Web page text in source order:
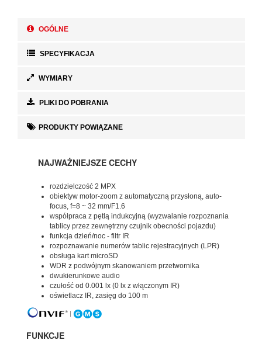
OGÓLNE
SPECYFIKACJA
WYMIARY
PLIKI DO POBRANIA
PRODUKTY POWIĄZANE
NAJWAŻNIEJSZE CECHY
rozdzielczość 2 MPX
obiektyw motor-zoom z automatyczną przysłoną, auto-
focus, f=8 ~ 32 mm/F1.6
współpraca z pętlą indukcyjną (wyzwalanie rozpoznania
tablicy przez zewnętrzny czujnik obecności pojazdu)
funkcja dzień/noc - filtr IR
rozpoznawanie numerów tablic rejestracyjnych (LPR)
obsługa kart microSD
WDR z podwójnym skanowaniem przetwornika
dwukierunkowe audio
czułość od 0.001 lx (0 lx z włączonym IR)
oświetlacz IR, zasięg do 100 m
FUNKCJE